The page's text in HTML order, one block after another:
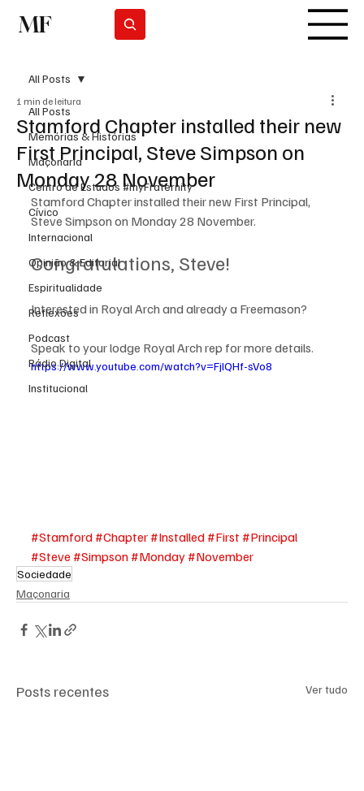
MF
All Posts
Memórias & Histórias
Maçonaria
Centro de Estudos #myFraternity
Cívico
Internacional
Opinião & Editorial
Espiritualidade
Reflexões
Podcast
Rádio Digital
Institucional
All Posts
Stamford Chapter installed their new
First Principal, Steve Simpson on
Monday 28 November
1 min de leitura
Stamford Chapter installed their new First Principal,
Steve Simpson on Monday 28 November.
Congratulations, Steve!
Interested in Royal Arch and already a Freemason?
Speak to your lodge Royal Arch rep for more details.
https://www.youtube.com/watch?v=FjlQHf-sVo8
#Stamford #Chapter #Installed #First #Principal
#Steve #Simpson #Monday #November
Sociedade
Maçonaria
Posts recentes Ver tudo